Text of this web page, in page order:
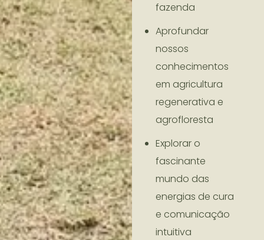
fazenda
Aprofundar
nossos
conhecimentos
em agricultura
regenerativa e
agrofloresta
Explorar o
fascinante
mundo das
energias de cura
e comunicação
intuitiva